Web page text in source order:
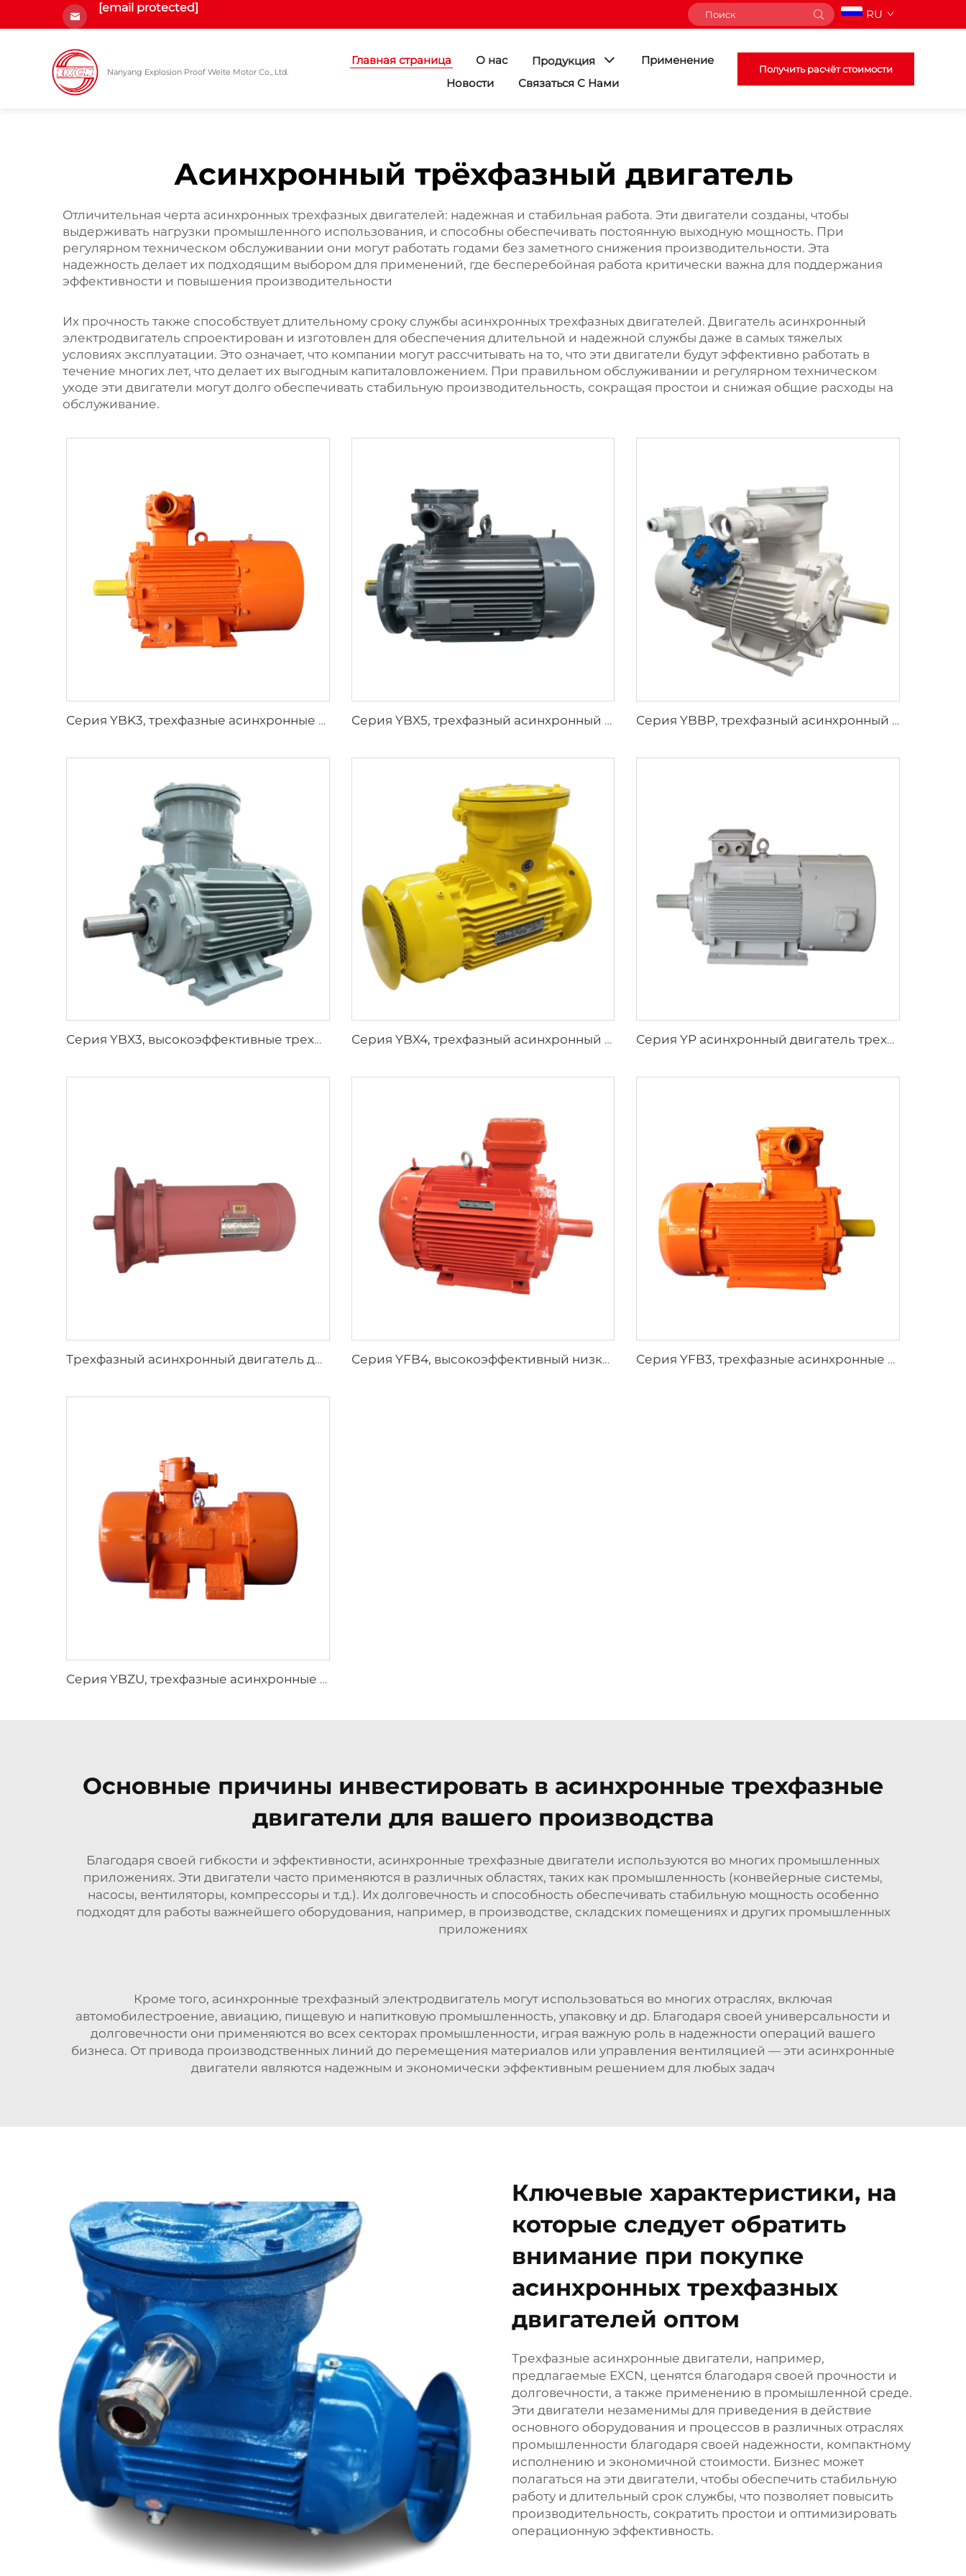
[email protected] RU
Nanyang Explosion Proof Weite Motor Co., Ltd.
Главная страница О нас Продукция
Применение
Новости
Связаться С Нами
Получить расчёт стоимости
Асинхронный трёхфазный двигатель
Отличительная черта асинхронных трехфазных двигателей: надежная и стабильная работа. Эти двигатели созданы, чтобы
выдерживать нагрузки промышленного использования, и способны обеспечивать постоянную выходную мощность. При
регулярном техническом обслуживании они могут работать годами без заметного снижения производительности. Эта
надежность делает их подходящим выбором для применений, где бесперебойная работа критически важна для поддержания
эффективности и повышения производительности
Их прочность также способствует длительному сроку службы асинхронных трехфазных двигателей. Двигатель асинхронный
электродвигатель спроектирован и изготовлен для обеспечения длительной и надежной службы даже в самых тяжелых
условиях эксплуатации. Это означает, что компании могут рассчитывать на то, что эти двигатели будут эффективно работать в
течение многих лет, что делает их выгодным капиталовложением. При правильном обслуживании и регулярном техническом
уходе эти двигатели могут долго обеспечивать стабильную производительность, сокращая простои и снижая общие расходы на
обслуживание.
Серия YBK3, трехфазные асинхронные двигатели с взрывозащитой для подземных угольных шахт Серия YBX5, трехфазный асинхронный двигатель повышенной эффективности с взрывозащитой, низкое напряжение Серия YBBP, трехфазный асинхронный двигатель с взрывозащитой, с регулированием скорости частотного преобразователя
Серия YBX3, высокоэффективные трехфазные асинхронные двигатели с взрывозащитой Серия YBX4, трехфазный асинхронный двигатель повышенной эффективности с взрывозащитой, низкое напряжение Серия YP асинхронный двигатель трехфазного тока с регулированием скорости частотного преобразования
Трехфазный асинхронный двигатель для электроприводов клапанов серии YBDF2 Серия YFB4, высокоэффективный низковольтный трехфазный асинхронный двигатель с защитой от воспламенения пыли Серия YFB3, трехфазные асинхронные двигатели с защитой от воспламенения пыли
Серия YBZU, трехфазные асинхронные двигатели с взрывозащитой для источников вибрации
Основные причины инвестировать в асинхронные трехфазные
двигатели для вашего производства
Благодаря своей гибкости и эффективности, асинхронные трехфазные двигатели используются во многих промышленных
приложениях. Эти двигатели часто применяются в различных областях, таких как промышленность (конвейерные системы,
насосы, вентиляторы, компрессоры и т.д.). Их долговечность и способность обеспечивать стабильную мощность особенно
подходят для работы важнейшего оборудования, например, в производстве, складских помещениях и других промышленных
приложениях
Кроме того, асинхронные трехфазный электродвигатель могут использоваться во многих отраслях, включая
автомобилестроение, авиацию, пищевую и напитковую промышленность, упаковку и др. Благодаря своей универсальности и
долговечности они применяются во всех секторах промышленности, играя важную роль в надежности операций вашего
бизнеса. От привода производственных линий до перемещения материалов или управления вентиляцией — эти асинхронные
двигатели являются надежным и экономически эффективным решением для любых задач
Ключевые характеристики, на
которые следует обратить
внимание при покупке
асинхронных трехфазных
двигателей оптом
Трехфазные асинхронные двигатели, например,
предлагаемые EXCN, ценятся благодаря своей прочности и
долговечности, а также применению в промышленной среде.
Эти двигатели незаменимы для приведения в действие
основного оборудования и процессов в различных отраслях
промышленности благодаря своей надежности, компактному
исполнению и экономичной стоимости. Бизнес может
полагаться на эти двигатели, чтобы обеспечить стабильную
работу и длительный срок службы, что позволяет повысить
производительность, сократить простои и оптимизировать
операционную эффективность.